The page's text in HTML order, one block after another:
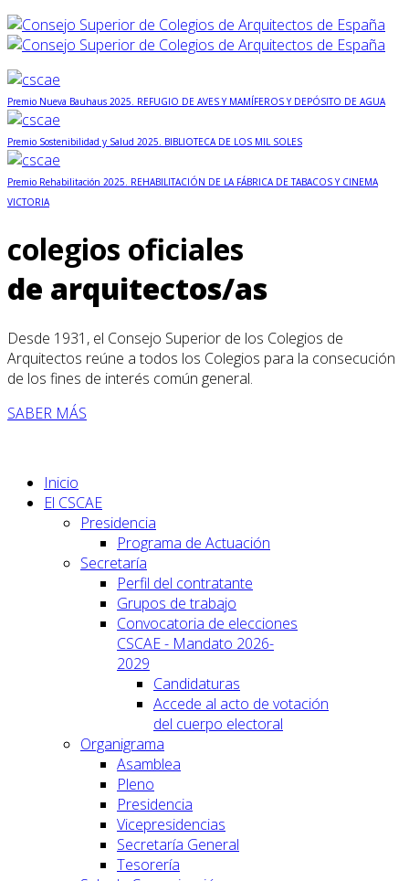
Premio Nueva Bauhaus 2025. REFUGIO DE AVES Y MAMÍFEROS Y DEPÓSITO DE AGUA
Premio Sostenibilidad y Salud 2025. BIBLIOTECA DE LOS MIL SOLES
Premio Rehabilitación 2025. REHABILITACIÓN DE LA FÁBRICA DE TABACOS Y CINEMA
VICTORIA
colegios oficiales
de arquitectos/as
Desde 1931, el Consejo Superior de los Colegios de
Arquitectos reúne a todos los Colegios para la consecución
de los fines de interés común general.
SABER MÁS
Inicio
El CSCAE
Presidencia
Programa de Actuación
Secretaría
Perfil del contratante
Grupos de trabajo
Convocatoria de elecciones
CSCAE - Mandato 2026-
2029
Candidaturas
Accede al acto de votación
del cuerpo electoral
Organigrama
Asamblea
Pleno
Presidencia
Vicepresidencias
Secretaría General
Tesorería